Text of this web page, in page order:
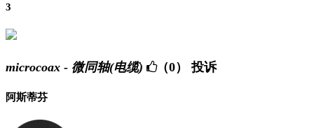
3
microcoax - 微同轴(电缆) （0） 投诉
阿斯蒂芬